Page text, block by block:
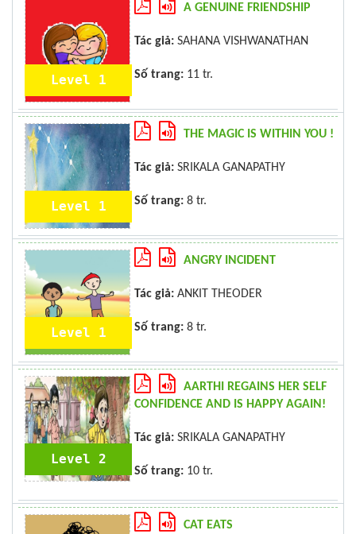
Level 1
A GENUINE FRIENDSHIP
Tác giả: SAHANA VISHWANATHAN
Số trang: 11 tr.
Level 1
THE MAGIC IS WITHIN YOU !
Tác giả: SRIKALA GANAPATHY
Số trang: 8 tr.
Level 1
ANGRY INCIDENT
Tác giả: ANKIT THEODER
Số trang: 8 tr.
Level 2
AARTHI REGAINS HER SELF
CONFIDENCE AND IS HAPPY AGAIN!
Tác giả: SRIKALA GANAPATHY
Số trang: 10 tr.
CAT EATS